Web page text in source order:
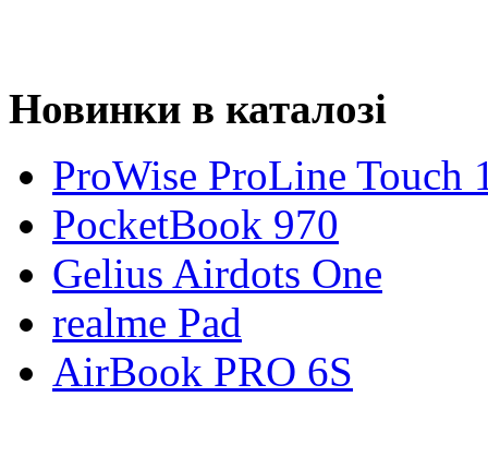
Новинки в каталозі
ProWise ProLine Touch
PocketBook 970
Gelius Airdots One
realme Pad
AirBook PRO 6S